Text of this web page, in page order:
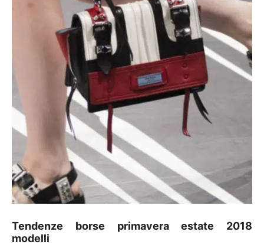
Tendenze borse primavera estate 2018
modelli